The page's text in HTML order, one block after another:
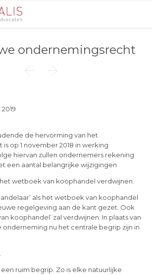
ondernemingsrecht
 
2019
de hervorming van het
op 1 november 2018 in werking
hiervan zullen ondernemers rekening
een aantal belangrijke wijzigingen
het wetboek van koophandel verdwijnen.
als het wetboek van koophandel
regelgeving aan de kant gezet. Ook
koophandel’ zal verdwijnen. In plaats van
onderneming nu het centrale begrip zijn in
ruim begrip. Zo is elke natuurlijke